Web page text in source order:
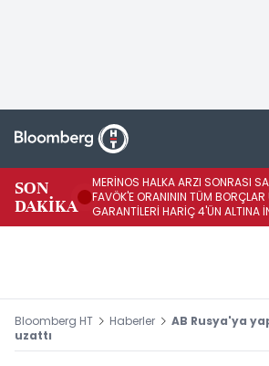
SON
DAKİKA
MERİNOS HALKA ARZI SONRASI
FAVÖK'E ORANININ TÜM BORÇLAR
GARANTİLERİ HARİÇ 4'ÜN ALTINA
Bloomberg HT Haberler
AB Rusya'ya
uzattı